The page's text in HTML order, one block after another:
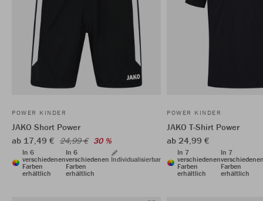
POWER KINDER
JAKO Short Power
ab 17,49 € 24,99 € 30 %
In 6
verschiedenen
Farben
erhältlich
In 6
verschiedenen
Farben
erhältlich
Individualisierbar
POWER KINDER
JAKO T-Shirt Power
ab 24,99 €
In 7
verschiedenen
Farben
erhältlich
In 7
Farben
erhältlich